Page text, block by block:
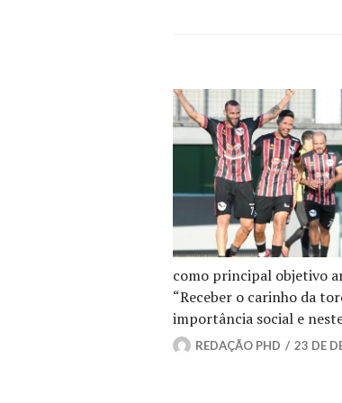
como principal objetivo
“Receber o carinho da
importância social e
REDAÇÃO PHD 23 DE